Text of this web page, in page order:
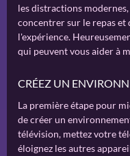
les distractions
concentrer sur le repas
l'expérience.
qui peuvent vous aider à
CRÉEZ UN
La première étape pour
de créer un
télévision, mettez votre
éloignez les autres